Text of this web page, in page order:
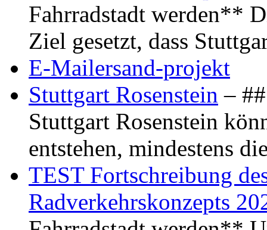
Fahrradstadt werden**
Ziel gesetzt, dass
E-Mailersand-projekt
Stuttgart Rosenstein –
Stuttgart Rosenstein
entstehen, mindestens
TEST Fortschreibung
Radverkehrskonzepts